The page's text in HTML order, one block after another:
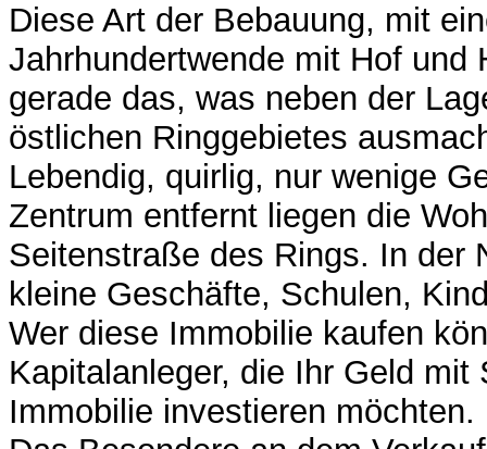
Diese Art der Bebauung, mit
Jahrhundertwende mit Hof und
gerade das, was neben der
östlichen Ringgebietes
Lebendig, quirlig, nur wenige
Zentrum entfernt liegen die
Seitenstraße des Rings. In der
kleine Geschäfte, Schulen,
Wer diese Immobilie kaufen
Kapitalanleger, die Ihr Geld mit
Immobilie investieren möchten.